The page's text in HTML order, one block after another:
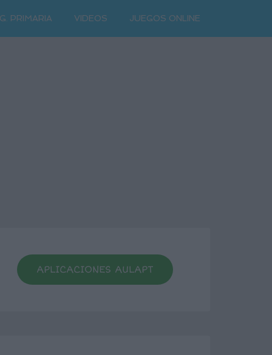
PRIMARIA VIDEOS JUEGOS ONLINE
APLICACIONES AULAPT